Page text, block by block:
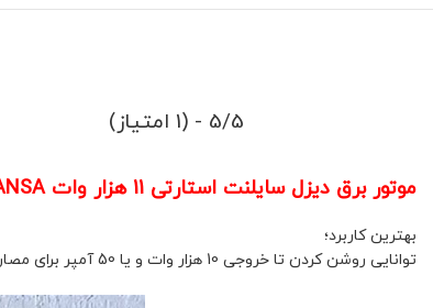
5/5 - (1 امتیاز)
موتور برق دیزل سایلنت استارتی 11 هزار وات HANSA هانسا مدل HG15000SE
بهترین کاربرد؛
توانایی روشن کردن تا خروجی 10 هزار وات و یا 50 آمپر برای مصارف خانگی، ویلایی، آپارتمانی، کارگاهی، رستوران و هتل کاربرد دارد